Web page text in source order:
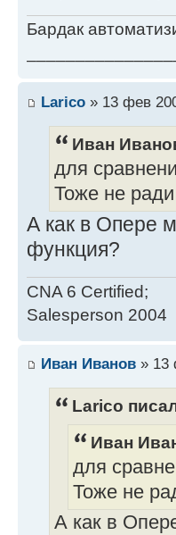
Бардак
Larico » 13 фев
Иван
для
Тоже не
А как в Опере
функция?
CNA 6 Certified;
Salesperson 2004
Иван Иванов » 13
Larico
Иван
для
Тоже не
А как в